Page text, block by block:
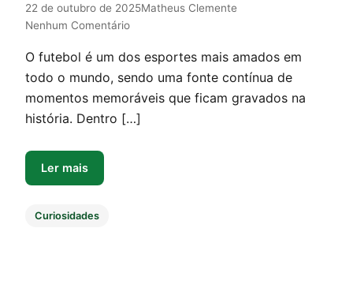
22 de outubro de 2025Matheus Clemente
Nenhum Comentário
O futebol é um dos esportes mais amados em
todo o mundo, sendo uma fonte contínua de
momentos memoráveis que ficam gravados na
história. Dentro […]
Ler mais
Curiosidades